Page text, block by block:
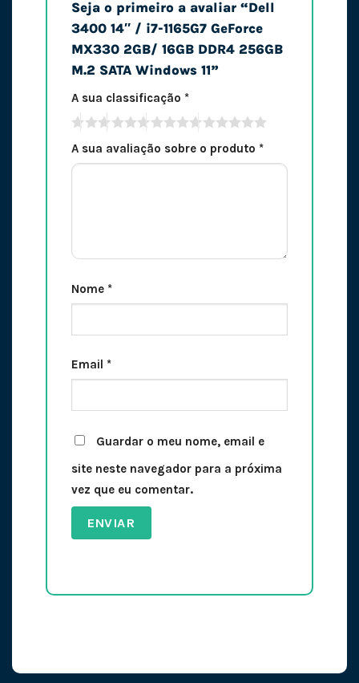
Seja o primeiro a avaliar “Dell
3400 14″ / i7-1165G7 GeForce
MX330 2GB/ 16GB DDR4 256GB
M.2 SATA Windows 11”
A sua classificação *
A sua avaliação sobre o produto *
Nome *
Email *
Guardar o meu nome, email e
site neste navegador para a próxima
vez que eu comentar.